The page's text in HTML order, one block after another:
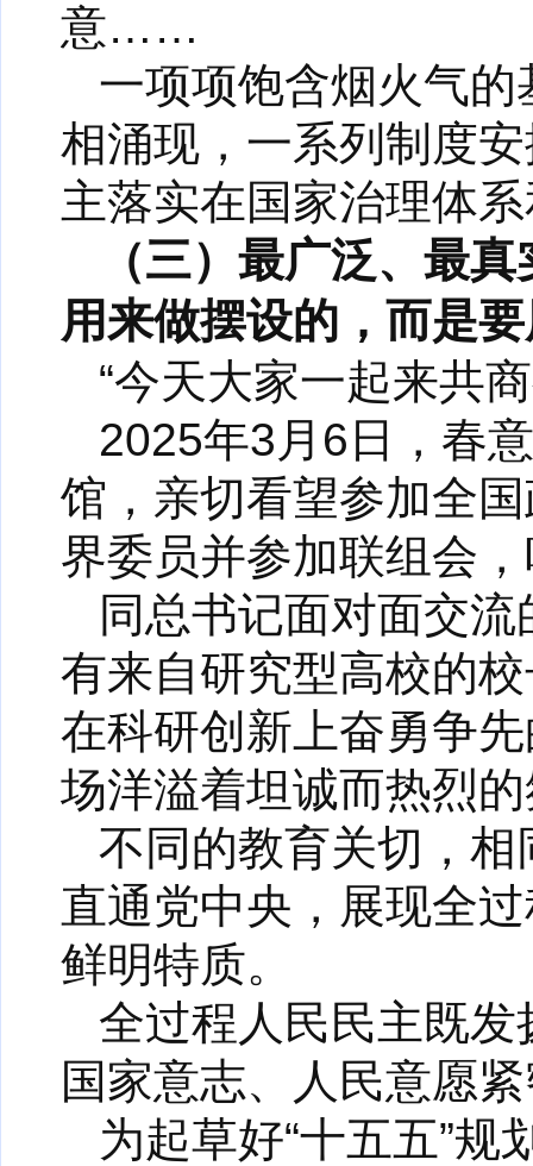
意……
一项项饱含烟火气
相涌现，一系列制度
主落实在国家治理体
（三）最广泛、最
用来做摆设的，而是
“今天大家一起来共
2025年3月6日，春
馆，亲切看望参加全
界委员并参加联组会
同总书记面对面交
有来自研究型高校的
在科研创新上奋勇争
场洋溢着坦诚而热烈
不同的教育关切，
直通党中央，展现全
鲜明特质。
全过程人民民主既
国家意志、人民意愿
为起草好“十五五”